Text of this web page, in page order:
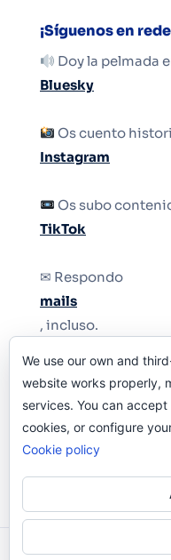
¡Síguenos en
Doy la pelmada
Bluesky
Os cuento
Instagram
Os subo
TikTok
✉ Respondo
mails
, incluso.
Y si una persona
le quiten el
We use our own and
website works properly,
services. You can
cookies, or configure
Cookie policy